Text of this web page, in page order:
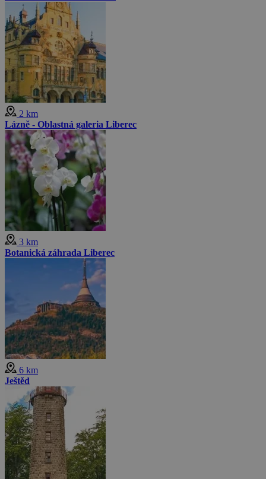
2 km
Lázně - Oblastná galeria Liberec
3 km
Botanická záhrada Liberec
6 km
Ještěd